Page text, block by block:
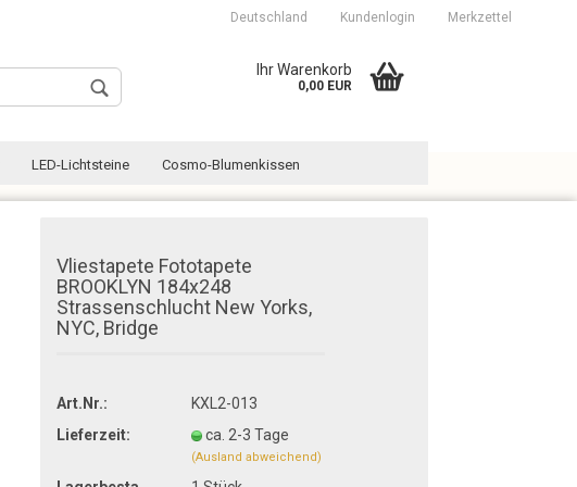
Deutschland
Wohnort
Kundenlogin
Konto erstellen
Merkzettel
Ihr Warenkorb
0,00 EUR
LED-Lichtsteine Cosmo-Blumenkissen
Vliestapete Fototapete
BROOKLYN 184x248
Strassenschlucht New Yorks,
NYC, Bridge
Art.Nr.:
KXL2-013
Lieferzeit:
ca. 2-3 Tage
(Ausland abweichend)